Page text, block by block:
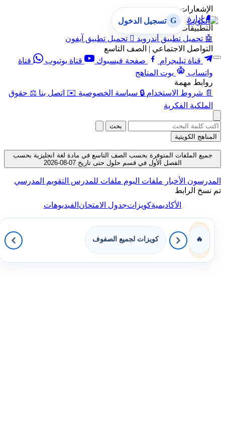
الإشعارات
🔔 إدارة الإشعارات
التطبيقات
🤖 تحميل تطبيق أندرويد  تحميل تطبيق آيفون
التواصل الاجتماعي | الصف التاسع
قناة تيليجرام
صفحة فيسبوك قناة يوتيوب
قناة
واتساب
بوت المناهج
روابط مهمة
📄 شروط الاستخدام 🔒 سياسة الخصوصية ✉️ اتصل بنا ⚖️ حقوق
الملكية الفكرية
G تسجيل الدخول
بحث
المناهج الكويتية
جميع الملفات المتوفرة بحسب الصف التاسع في مادة لغة انجليزية بحسب
الفصل الأول في قسم حلول حتى تاريخ 07-08-2026
المدرسون الأخبار ملفات اليوم ملفات للمدرس التقويم المدرسي
تم نسخ الرابط
الأكاديميةكويزاتجدول الامتحانالفيديوهات
🔥 كويزات لجميع الصفوف